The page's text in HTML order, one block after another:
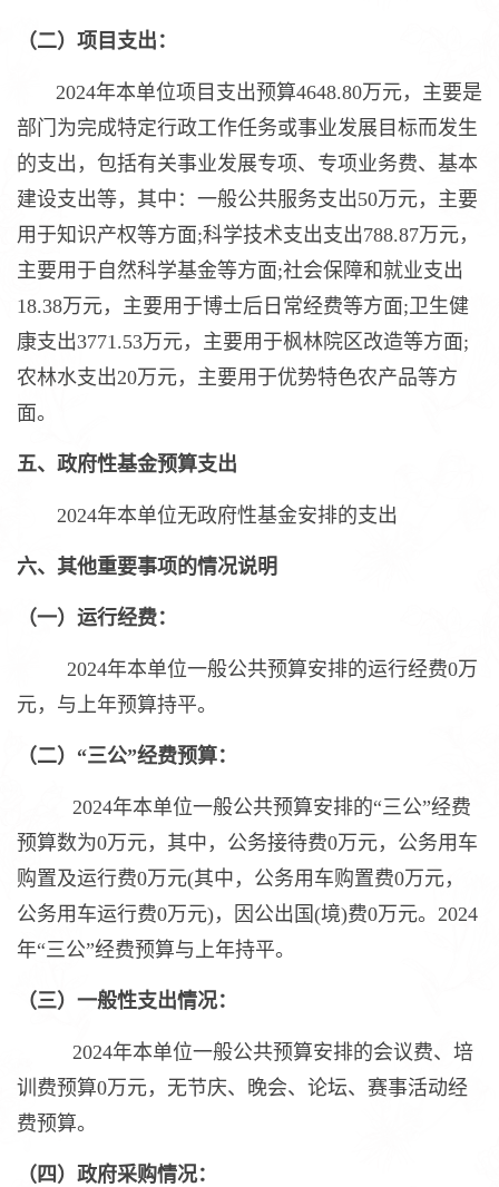
（二）项目支出：
2024年本单位项目支出预算4648.80万元，主要是
部门为完成特定行政工作任务或事业发展目标而发生
的支出，包括有关事业发展专项、专项业务费、基本
建设支出等，其中：一般公共服务支出50万元，主要
用于知识产权等方面;科学技术支出支出788.87万元，
主要用于自然科学基金等方面;社会保障和就业支出
18.38万元，主要用于博士后日常经费等方面;卫生健
康支出3771.53万元，主要用于枫林院区改造等方面;
农林水支出20万元，主要用于优势特色农产品等方
面。
五、政府性基金预算支出
2024年本单位无政府性基金安排的支出
六、其他重要事项的情况说明
（一）运行经费：
2024年本单位一般公共预算安排的运行经费0万
元，与上年预算持平。
（二）“三公”经费预算：
2024年本单位一般公共预算安排的“三公”经费
预算数为0万元，其中，公务接待费0万元，公务用车
购置及运行费0万元(其中，公务用车购置费0万元，
公务用车运行费0万元)，因公出国(境)费0万元。2024
年“三公”经费预算与上年持平。
（三）一般性支出情况：
2024年本单位一般公共预算安排的会议费、培
训费预算0万元，无节庆、晚会、论坛、赛事活动经
费预算。
（四）政府采购情况：